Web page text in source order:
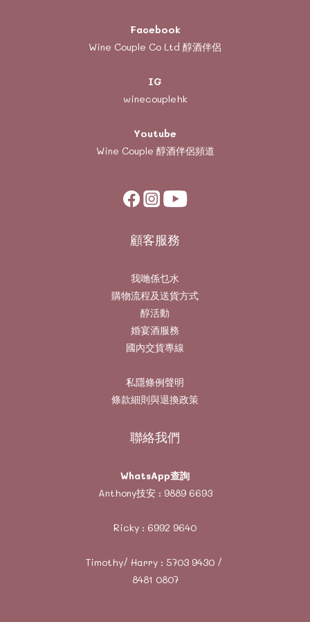
Facebook
Wine Couple Co Ltd 醇酒伴侶
IG
winecouplehk
Youtube
Wine Couple 醇酒伴侶頻道
顧客服務
我哋係乜水
購物流程及送貨方式
醇活動
婚宴酒服務
國內交貨專線
私隱條例聲明
條款細則與退換政策
聯絡我們
WhatsApp查詢
Anthony技安 : 9889 6693
Ricky : 6992 9640
Timothy/ Harry : 5703 9430/
8481 0807